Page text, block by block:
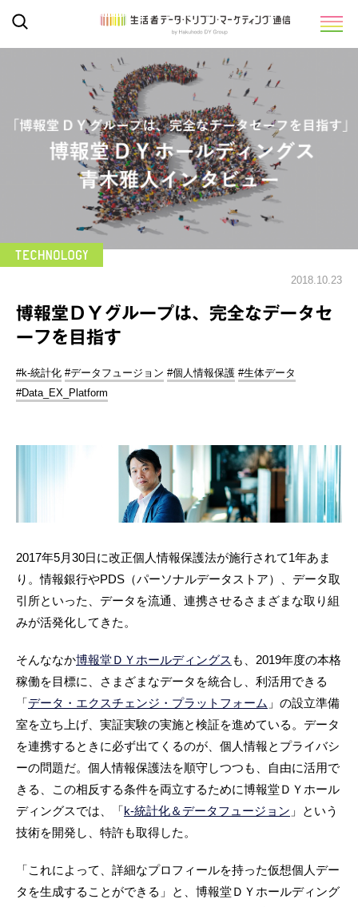
2018.10.23
博報堂ＤＹグループは、完全なデータセ
ーフを目指す
#k-統計化 #データフュージョン #個人情報保護 #生体データ
#Data_EX_Platform
2017年5月30日に改正個人情報保護法が施行されて1年あま
り。情報銀行やPDS（パーソナルデータストア）、データ取
引所といった、データを流通、連携させるさまざまな取り組
みが活発化してきた。
そんななか博報堂ＤＹホールディングス も、2019年度の本格
稼働を目標に、さまざまなデータを統合し、利活用できる
「データ・エクスチェンジ・プラットフォーム 」の設立準備
室を立ち上げ、実証実験の実施と検証を進めている。データ
を連携するときに必ず出てくるのが、個人情報とプライバシ
ーの問題だ。個人情報保護法を順守しつつも、自由に活用で
きる、この相反する条件を両立するために博報堂ＤＹホール
ディングスでは、「k-統計化＆データフュージョン 」という
技術を開発し、特許も取得した。
「これによって、詳細なプロフィールを持った仮想個人デー
タを生成することができる」と、博報堂ＤＹホールディング